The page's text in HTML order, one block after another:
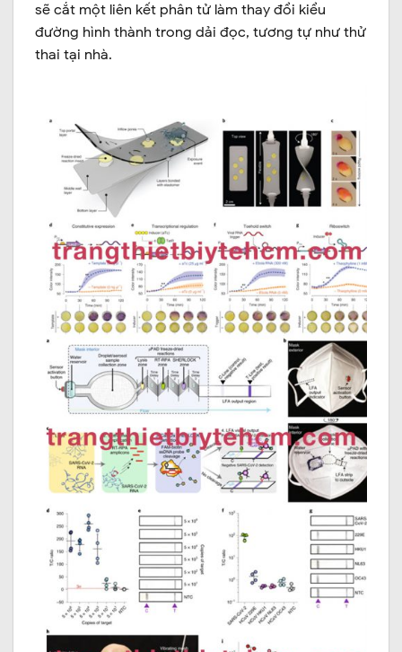
sẽ cắt một liên kết phân tử làm thay đổi kiểu
đường hình thành trong dải đọc, tương tự như thử
thai tại nhà.